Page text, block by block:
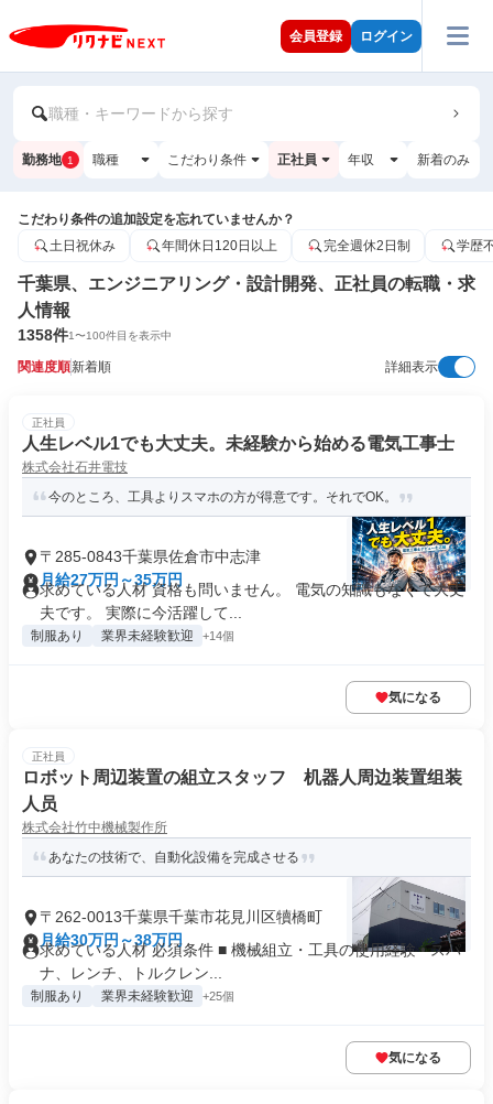
会員登録 ログイン
職種・キーワードから探す
勤務地 1 職種 こだわり条件 正社員 年収 新着のみ
こだわり条件の追加設定を忘れていませんか？
土日祝休み
年間休日120日以上 完全週休2日制 学歴
千葉県、エンジニアリング・設計開発、正社員の転職・求
人情報
1358件1〜100件目を表示中
関連度順新着順 詳細表示
正社員
人生レベル1でも大丈夫。未経験から始める電気工事士
株式会社石井電技
今のところ、工具よりスマホの方が得意です。それでOK。
〒285-0843千葉県佐倉市中志津
月給27万円～35万円
求めている人材 資格も問いません。 電気の知識もなくて大丈
夫です。 実際に今活躍して...
制服あり 業界未経験歓迎 +14個
気になる
正社員
ロボット周辺装置の組立スタッフ 机器人周边装置组装
人员
株式会社竹中機械製作所
あなたの技術で、自動化設備を完成させる
〒262-0013千葉県千葉市花見川区犢橋町
月給30万円～38万円
求めている人材 必須条件 ■ 機械組立・工具の使用経験 • スパ
ナ、レンチ、トルクレン...
制服あり 業界未経験歓迎 +25個
気になる